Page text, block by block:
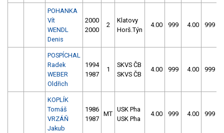
POHANKA
Vít
WENDL
Denis
2000
2000
2
Klatovy
Horš.Týn
4.00 999 4.00 999
POSPÍCHAL
Radek
WEBER
Oldřich
1994
1987
1
SKVS ČB
SKVS ČB
4.00 999 4.00 999
KOPLÍK
Tomáš
VRZÁŇ
Jakub
1986
1987
MT
USK Pha
USK Pha
4.00 999 4.00 999